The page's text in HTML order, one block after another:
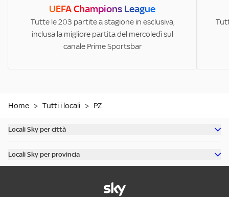
UEFA Champions League
Tutte le 203 partite a stagione in esclusiva,
inclusa la migliore partita del mercoledì sul
canale Prime Sportsbar
Home > Tutti i locali > PZ
Locali Sky per città
Scopri tutti i bar di Roma
Locali Sky per provincia
Scopri tutti i bar in provincia di Milano
Scopri tutti i bar in provincia di Roma